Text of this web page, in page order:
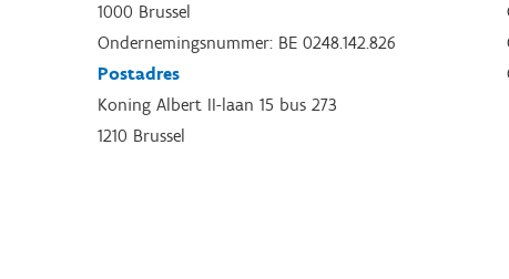
1000 Brussel
Ondernemingsnummer: BE 0248.142.826
Postadres
Koning Albert II-laan 15 bus 273
1210 Brussel